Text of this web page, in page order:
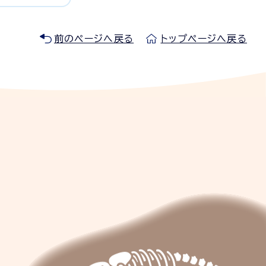
前のページへ戻る トップページへ戻る